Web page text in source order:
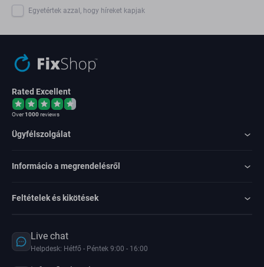
Egyetértek azzal, hogy híreket kapjak
Rated Excellent
Over1000reviews
Ügyfélszolgálat
Informácio a megrendelésről
Feltételek és kikötések
Live chat
Helpdesk: Hétfő - Péntek 9:00 - 16:00